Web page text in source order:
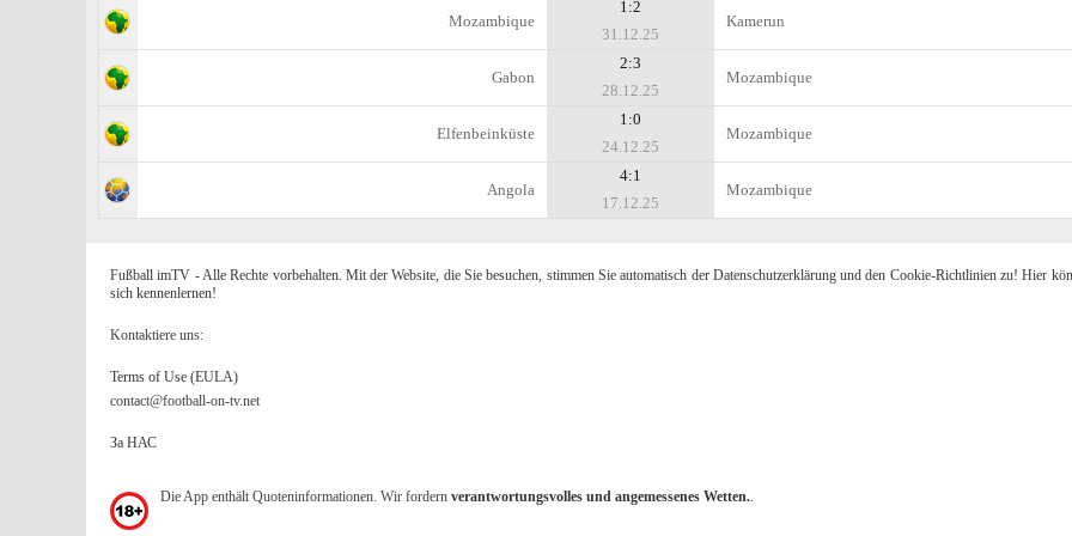
Mozambique
1:2
31.12.25
Kamerun
Gabon
2:3
28.12.25
Mozambique
Elfenbeinküste
1:0
24.12.25
Mozambique
Angola
4:1
17.12.25
Mozambique
Fußball imTV - Alle Rechte vorbehalten. Mit der Website, die Sie besuchen, stimmen Sie automatisch der Datenschutzerklärung und den Cookie-Richtlinien zu! Hier
sich kennenlernen!
Kontaktiere uns:
Terms of Use (EULA)
contact@football-on-tv.net
За НАС
Die App enthält Quoteninformationen. Wir fordern verantwortungsvolles und angemessenes Wetten..